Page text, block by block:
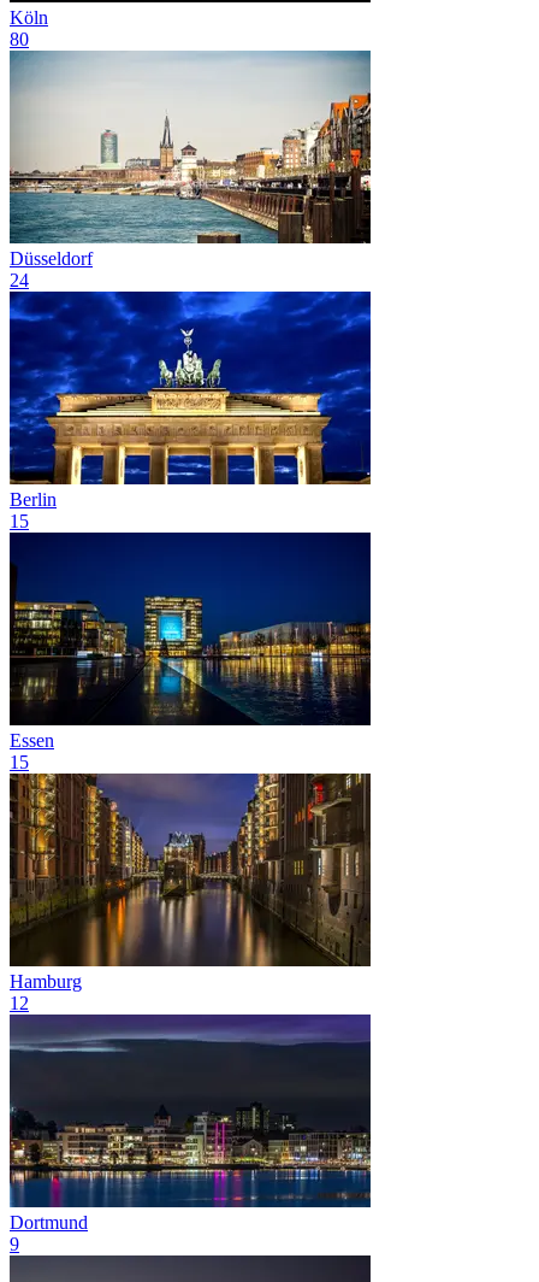
Köln
80
Düsseldorf
24
Berlin
15
Essen
15
Hamburg
12
Dortmund
9